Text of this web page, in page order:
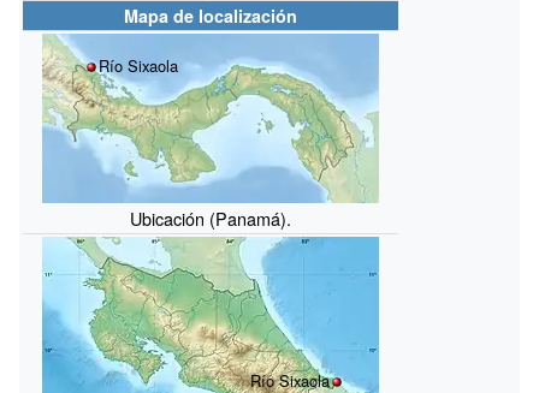
Mapa de localización
Río Sixaola
Ubicación (Panamá).
Río Sixaola